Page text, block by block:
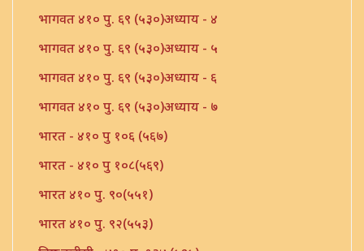
भागवत ४१० पु. ६९ (५३०)अध्याय - ४
भागवत ४१० पु. ६९ (५३०)अध्याय - ५
भागवत ४१० पु. ६९ (५३०)अध्याय - ६
भागवत ४१० पु. ६९ (५३०)अध्याय - ७
भारत - ४१० पु १०६ (५६७)
भारत - ४१० पु १०८(५६९)
भारत ४१० पु. ९०(५५१)
भारत ४१० पु. ९२(५५३)